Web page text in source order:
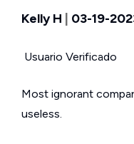
Kelly H 03-19-
Usuario Verificado
Most ignorant
useless.